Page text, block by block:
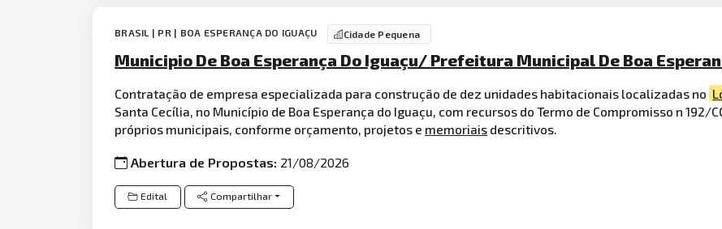
BRASIL | PR | BOA ESPERANÇA DO IGUAÇU Cidade Pequena
Municipio De Boa Esperança Do Iguaçu/ Prefeitura Municipal De Boa
Contratação de empresa especializada para construção de dez unidades habitacionais localizadas no
Santa Cecília, no Município de Boa Esperança do Iguaçu, com recursos do Termo de Compromisso n
próprios municipais, conforme orçamento, projetos e memoriais descritivos.
Abertura de Propostas: 21/08/2026
Edital Compartilhar